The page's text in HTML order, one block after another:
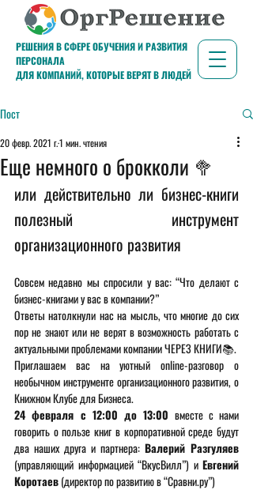
РЕШЕНИЯ В СФЕРЕ ОБУЧЕНИЯ И РАЗВИТИЯ
ПЕРСОНАЛА
ДЛЯ КОМПАНИЙ, КОТОРЫЕ ВЕРЯТ В ЛЮДЕЙ
Пост
Еще немного о брокколи 🥦
20 февр. 2021 г.1 мин. чтения
или действительно ли бизнес-книги
полезный инструмент
организационного развития
Совсем недавно мы спросили у вас: “Что делают с
бизнес-книгами у вас в компании?”
Ответы натолкнули нас на мысль, что многие до сих
пор не знают или не верят в возможность работать с
актуальными проблемами компании ЧЕРЕЗ КНИГИ📚.
Приглашаем вас на уютный online-разговор о
необычном инструменте организационного развития, о
Книжном Клубе для Бизнеса.
24 февраля с 12:00 до 13:00 вместе с нами
говорить о пользе книг в корпоративной среде будут
два наших друга и партнера: Валерий Разгуляев
(управляющий информацией “ВкусВилл”) и Евгений
Коротаев (директор по развитию в “Сравни.ру”)